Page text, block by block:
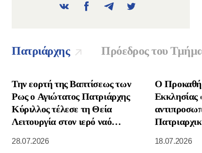
Πατριάρχης Πρόεδρος του
Την εορτή της Βαπτίσεως των
Ρως ο Αγιώτατος Πατριάρχης
Κύριλλος τέλεσε τη Θεία
Λειτουργία στον ιερό ναό
Κρεμλίνο της Μόσχας
28.07.2026
Ο
Εκκλησίας
18.07.2026